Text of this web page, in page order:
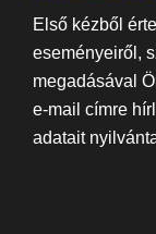
Első kézből
eseményeiről,
megadásával
e-mail címre
adatait